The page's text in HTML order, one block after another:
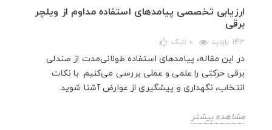
ارزیابی تخصصی پیامدهای استفاده مداوم از ویلچر
برقی
143 بازدید 0 لایک
در این مقاله، پیامدهای استفاده طولانی‌مدت از صندلی
برقی حرکتی را علمی و عملی بررسی می‌کنیم. با نکات
انتخاب، نگهداری و پیشگیری از عوارض آشنا شوید.
مشاهده بیشتر